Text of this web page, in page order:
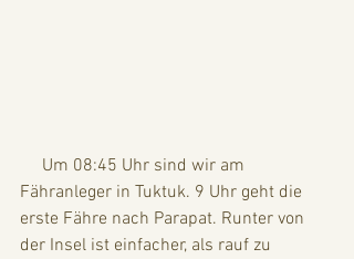
Fähranleger in Tuktuk. 9 Uhr geht die
erste Fähre nach Parapat. Runter von
der Insel ist einfacher, als rauf zu